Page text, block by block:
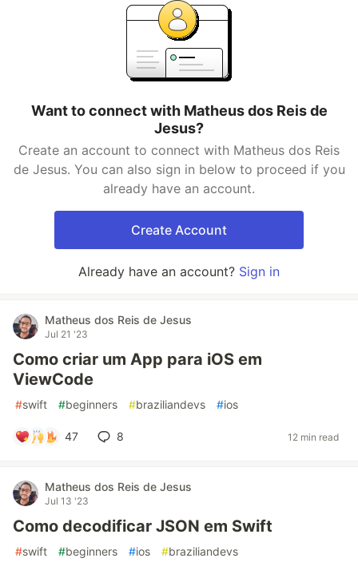
Want to connect with Matheus dos Reis de
Jesus?
Create an account to connect with Matheus dos Reis
de Jesus. You can also sign in below to proceed if you
already have an account.
Create Account
Already have an account? Sign in
Matheus dos Reis de Jesus
Jul 21 '23
Como criar um App para iOS em
ViewCode
#swift #beginners #braziliandevs #ios
47 8 12 min read
Matheus dos Reis de Jesus
Jul 13 '23
Como decodificar JSON em Swift
#swift #beginners #ios #braziliandevs